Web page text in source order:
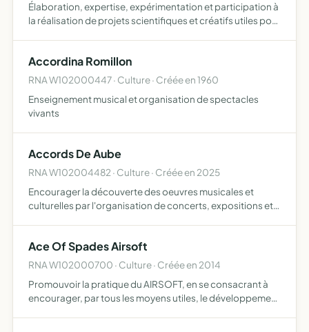
Élaboration, expertise, expérimentation et participation à
la réalisation de projets scientifiques et créatifs utiles pour
Accordina Romillon
RNA W102000447 · Culture · Créée en 1960
Enseignement musical et organisation de spectacles
vivants
Accords De Aube
RNA W102004482 · Culture · Créée en 2025
Encourager la découverte des oeuvres musicales et
culturelles par l'organisation de concerts, expositions et
Ace Of Spades Airsoft
RNA W102000700 · Culture · Créée en 2014
Promouvoir la pratique du AIRSOFT, en se consacrant à
encourager, par tous les moyens utiles, le développement